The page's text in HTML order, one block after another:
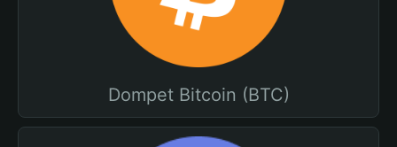
Dompet Bitcoin (BTC)